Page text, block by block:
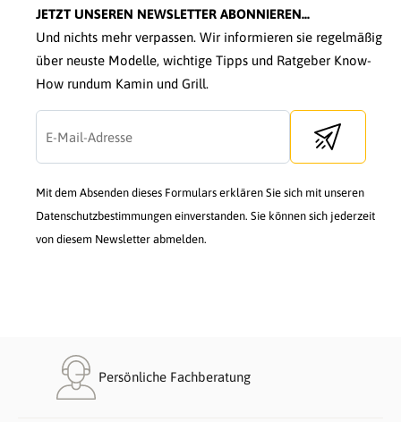
JETZT UNSEREN NEWSLETTER ABONNIEREN...
Und nichts mehr verpassen. Wir informieren sie regelmäßig
über neuste Modelle, wichtige Tipps und Ratgeber Know-
How rundum Kamin und Grill.
Send
Mit dem Absenden dieses Formulars erklären Sie sich mit unseren
Datenschutzbestimmungen einverstanden. Sie können sich jederzeit
von diesem Newsletter abmelden.
Persönliche Fachberatung